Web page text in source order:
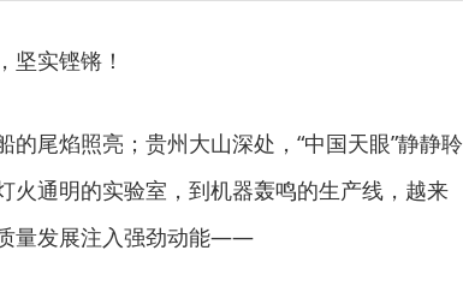
实铿锵！
尾焰照亮；贵州大山深处，“中国天眼”静静聆
火通明的实验室，到机器轰鸣的生产线，越来
量发展注入强劲动能——